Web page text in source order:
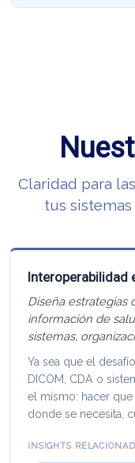
Claridad para
tus
Interoperabilidad
Diseña estrategias
información de
sistemas,
Ya sea que el
DICOM, CDA o
el mismo: hacer
donde se necesita,
INSIGHTS